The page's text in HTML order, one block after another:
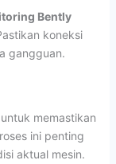
Bently
koneksi
gangguan.
untuk memastikan
ini penting
aktual mesin.